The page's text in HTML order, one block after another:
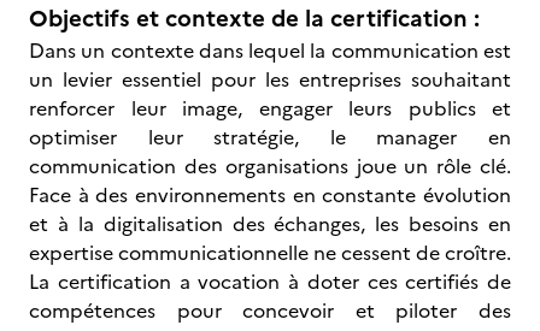
Objectifs et contexte de la certification :
Dans un contexte dans lequel la communication est
un levier essentiel pour les entreprises souhaitant
renforcer leur image, engager leurs publics et
optimiser leur stratégie, le manager en
communication des organisations joue un rôle clé.
Face à des environnements en constante évolution
et à la digitalisation des échanges, les besoins en
expertise communicationnelle ne cessent de croître.
La certification a vocation à doter ces certifiés de
compétences pour concevoir et piloter des